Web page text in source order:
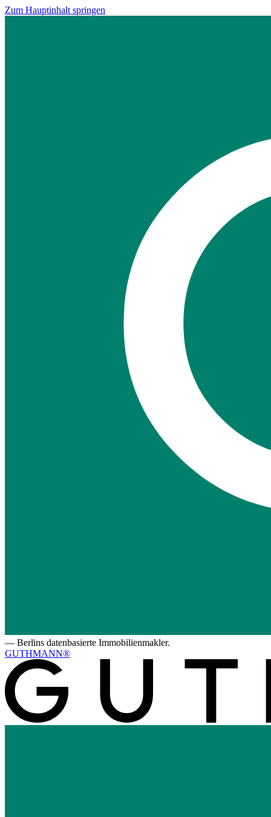
Zum Hauptinhalt springen
— Berlins datenbasierte Immobilienmakler.
GUTHMANN®